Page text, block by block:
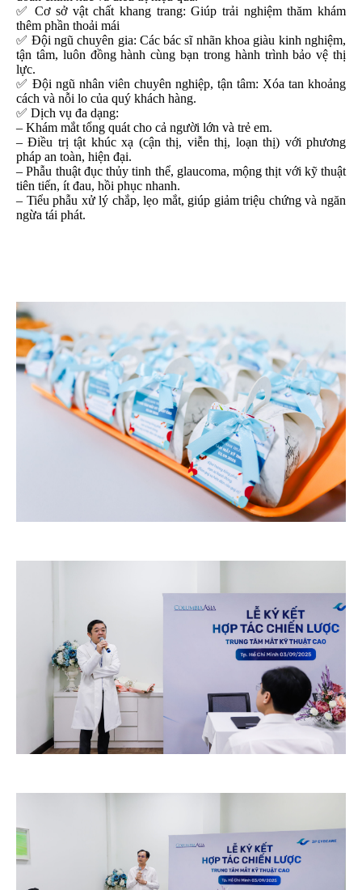
✅ Cơ sở vật chất khang trang: Giúp trải nghiệm thăm khám
thêm phần thoải mái
✅ Đội ngũ chuyên gia: Các bác sĩ nhãn khoa giàu kinh nghiệm,
tận tâm, luôn đồng hành cùng bạn trong hành trình bảo vệ thị
lực.
✅ Đội ngũ nhân viên chuyên nghiệp, tận tâm: Xóa tan khoảng
cách và nỗi lo của quý khách hàng.
✅ Dịch vụ đa dạng:
– Khám mắt tổng quát cho cả người lớn và trẻ em.
– Điều trị tật khúc xạ (cận thị, viễn thị, loạn thị) với phương
pháp an toàn, hiện đại.
– Phẫu thuật đục thủy tinh thể, glaucoma, mộng thịt với kỹ thuật
tiên tiến, ít đau, hồi phục nhanh.
– Tiểu phẫu xử lý chắp, lẹo mắt, giúp giảm triệu chứng và ngăn
ngừa tái phát.